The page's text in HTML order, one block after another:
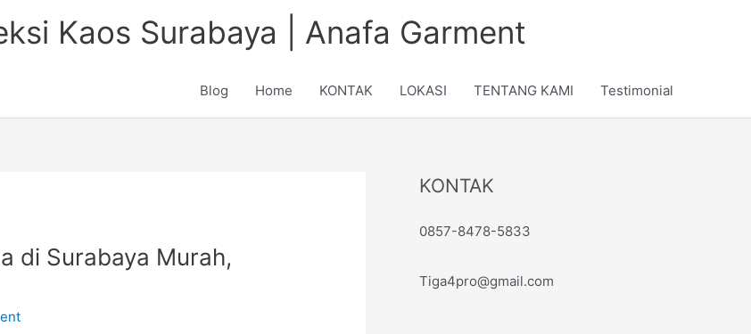
Kaos Surabaya | Anafa Garment
Blog Home KONTAK LOKASI TENTANG KAMI Testimonial
di Surabaya Murah,
KONTAK
0857-8478-5833
Tiga4pro@gmail.com